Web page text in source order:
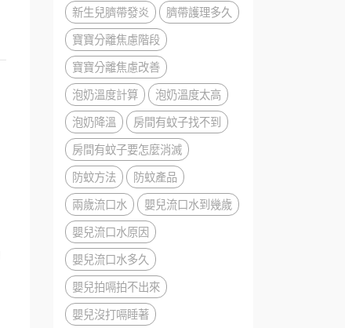
新生兒臍帶發炎
臍帶護理多久
寶寶分離焦慮階段
寶寶分離焦慮改善
泡奶溫度計算
泡奶溫度太高
泡奶降溫
房間有蚊子找不到
房間有蚊子要怎麼消滅
防蚊方法
防蚊產品
兩歲流口水
嬰兒流口水到幾歲
嬰兒流口水原因
嬰兒流口水多久
嬰兒拍嗝拍不出來
嬰兒沒打嗝睡著